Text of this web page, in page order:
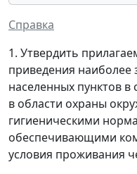
Справка
1. Утвердить
приведения наиболее
населенных пунктов в
в области охраны
гигиеническими
обеспечивающими
условия проживания